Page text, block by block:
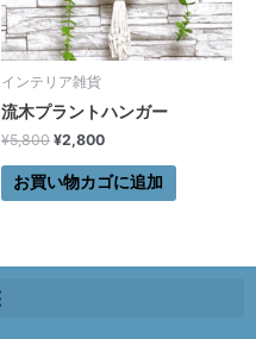
インテリア雑貨
流木プラントハンガー
¥5,800 ¥2,800
お買い物カゴに追加